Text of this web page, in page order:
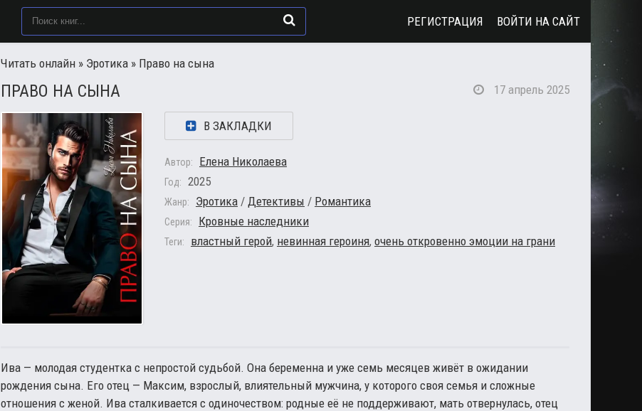
Читать онлайн » Эротика » Право на сына
ПРАВО НА СЫНА 17 апрель 2025
В ЗАКЛАДКИ
Автор: Елена Николаева
Год: 2025
Жанр: Эротика / Детективы / Романтика
Серия: Кровные наследники
Теги: властный герой, невинная героиня, очень откровенно эмоции на грани
Ива — молодая студентка с непростой судьбой. Она беременна и уже семь месяцев живёт в ожидании
рождения сына. Его отец — Максим, взрослый, влиятельный мужчина, у которого своя семья и сложные
отношения с женой. Ива сталкивается с одиночеством: родные её не поддерживают, мать отвернулась, отец
РЕГИСТРАЦИЯ ВОЙТИ НА САЙТ